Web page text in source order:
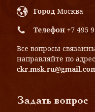
Город Москва
Телефон +7 495
Все вопросы
направляйте по
Задать вопрос